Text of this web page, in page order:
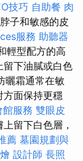
技巧 自助餐 肉
子和敏感的皮
服務 助聽器
輕型配方的高
留下油膩或白色
曬霜通常在敏
方面保持更穩
館服務 雙眼皮
留下白色層，
薦 墓園規劃與
設計師 長照